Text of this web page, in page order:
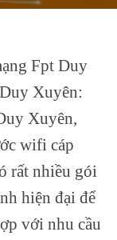
Fpt Duy
Xuyên:
Xuyên,
wifi cáp
rất nhiều gói
hiện đại để
với nhu cầu